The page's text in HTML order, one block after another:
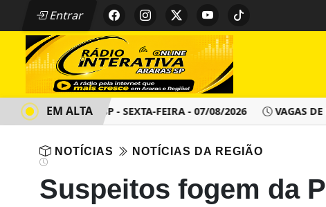
Entrar
- ARARAS SP - SEXTA-FEIRA - 07/08/2026 VAGAS DE
EM ALTA
NOTÍCIAS NOTÍCIAS DA REGIÃO
Suspeitos fogem da